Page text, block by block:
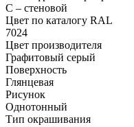
С – стеновой
Цвет по каталогу RAL
7024
Цвет производителя
Графитовый серый
Поверхность
Глянцевая
Рисунок
Однотонный
Тип окрашивания